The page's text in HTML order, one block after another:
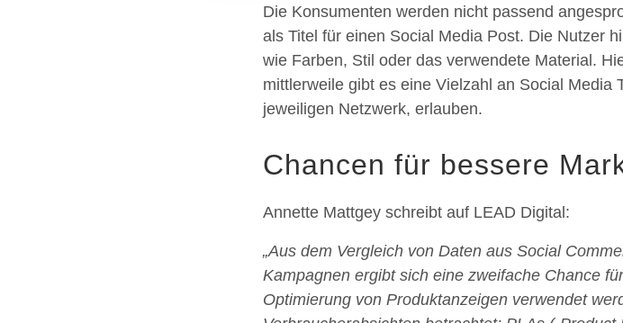
Die Konsumenten werden nicht passend
als Titel für einen Social Media Post. Die Nutzer
wie Farben, Stil oder das verwendete Material.
mittlerweile gibt es eine Vielzahl an Social Media
jeweiligen Netzwerk, erlauben.
Chancen für bessere
Annette Mattgey schreibt auf LEAD Digital:
„Aus dem Vergleich von Daten aus Social
Kampagnen ergibt sich eine zweifache Chance
Optimierung von Produktanzeigen verwendet